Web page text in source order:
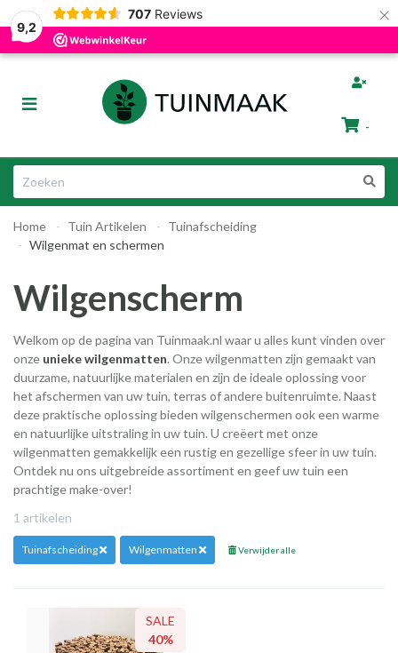
(Tuinafscheiding)
(Tuinmeubelen)
(Dier & Tuin)
(Cadeautips)
9,2
707 Reviews ×
Gratis afhalen in Groningen Razendsnelle Levering
Toggle
-
Winkelwagen
Uw winkelwagen is leeg.
Home Tuin Artikelen
Tuinafscheiding
Wilgenmat en schermen
Wilgenscherm
Welkom op de pagina van Tuinmaak.nl waar u alles kunt vinden over
onze unieke wilgenmatten. Onze wilgenmatten zijn gemaakt van
duurzame, natuurlijke materialen en zijn de ideale oplossing voor
het afschermen van uw tuin, terras of andere buitenruimte. Naast
deze praktische oplossing bieden wilgenschermen ook een warme
en natuurlijke uitstraling in uw tuin. U creëert met onze
wilgenmatten gemakkelijk een rustig en gezellige sfeer in uw tuin.
Ontdek nu ons uitgebreide assortiment en geef uw tuin een
prachtige make-over!
1 artikelen
Tuinafscheiding Wilgenmatten Verwijder alle
SALE
40%